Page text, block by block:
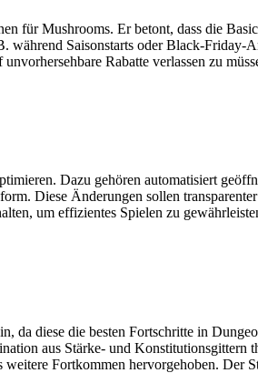
für Mushrooms. Er betont, dass die
Saisonstarts oder Black-Friday-
Rabatte verlassen zu
Dazu gehören automatisiert
Diese Änderungen sollen
um effizientes Spielen zu
da diese die besten Fortschritte in
aus Stärke- und
Fortkommen hervorgehoben. Der